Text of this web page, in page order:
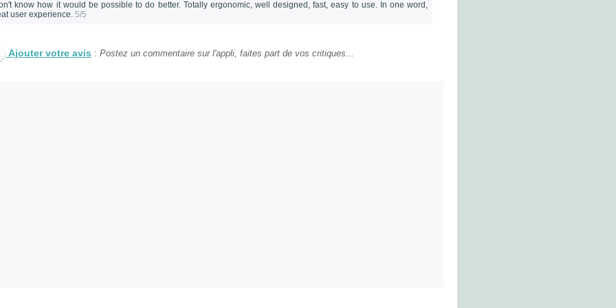
know how it would be possible to do better. Totally ergonomic, well designed, fast, easy to use. In one word,
user experience. 5/5
Ajouter votre avis : Postez un commentaire sur l'appli, faites part de vos critiques...